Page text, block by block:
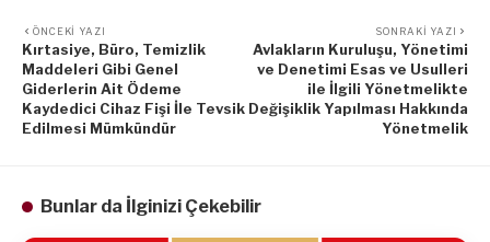
ÖNCEKI YAZI
Kırtasiye, Büro, Temizlik
Maddeleri Gibi Genel
Giderlerin Ait Ödeme
Kaydedici Cihaz Fişi İle Tevsik
Edilmesi Mümkündür
SONRAKI YAZI
Avlakların Kuruluşu, Yönetimi
ve Denetimi Esas ve Usulleri
ile İlgili Yönetmelikte
Değişiklik Yapılması Hakkında
Yönetmelik
Bunlar da İlginizi Çekebilir